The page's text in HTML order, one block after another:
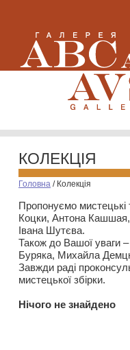
КОЛЕКЦІЯ
Головна / Колекція
Пропонуємо мистецькі
Коцки, Антона
Івана Шутєва.
Також до Вашої уваги
Буряка, Михайла
Завжди раді
мистецької збірки.
Нiчого не знайдено